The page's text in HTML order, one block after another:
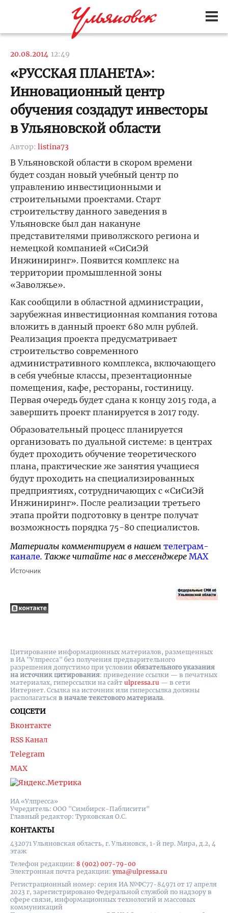
20.08.2014 12:49
«РУССКАЯ ПЛАНЕТА»:
Инновационный центр
обучения создадут инвесторы
в Ульяновской области
Автор: listina73
В Ульяновской области в скором времени
будет создан новый учебный центр по
управлению инвестиционными и
строительными проектами. Старт
строительству данного заведения в
Ульяновске был дан накануне
представителями приволжского региона и
немецкой компанией «СиСиЭй
Инжиниринг». Появится комплекс на
территории промышленной зоны
«Заволжье».
Как сообщили в областной администрации,
зарубежная инвестиционная компания готова
вложить в данный проект 680 млн рублей.
Реализация проекта предусматривает
строительство современного
административного комплекса, включающего
в себя учебные классы, презентационные
помещения, кафе, рестораны, гостиницу.
Первая очередь будет сдана к концу 2015 года, а
завершить проект планируется в 2017 году.
Образовательный процесс планируется
организовать по дуальной системе: в центрах
будет проходить обучение теоретического
плана, практические же занятия учащиеся
будут проходить на специализированных
предприятиях, сотрудничающих с «СиСиЭй
Инжиниринг». После реализации третьего
этапа пройти подготовку в центре получат
возможность порядка 75-80 специалистов.
Материалы комментируем в нашем телеграм-
канале. Также читайте нас в мессенджере MAX
Источник
ИА «Улпресса»
Учредитель: ООО "Симбирск-Паблисити"
Главный редактор: Турковская О.С.
КОНТАКТЫ
432071 Ульяновская область, г. Ульяновск, 1-й пер. Мира, д.2, 4
этаж
Телефон редакции: 8 (902) 007-79-00
Электронная почта редакции: yma@ulpressa.ru
Регистрационный номер: серия ИА №ФС77-84971 от 17 апреля
2023 г, зарегистрировано Федеральной службой по надзору в
сфере связи, информационных технологий и массовых
коммуникаций
СОЦСЕТИ
Вконтакте
RSS Канал
Telegram
MAX
Цитирование информационных материалов, размещенных
в ИА "Улпресса" без получения предварительного
разрешения допустимо при условии обязательного указания
на источник цитирования: приведение ссылки — в печатных
материалах, гиперссылки на cайт ulpressa.ru — в сети
Интернет. Ссылка на источник или гиперссылка должны
располагаться в начале текстового материала.